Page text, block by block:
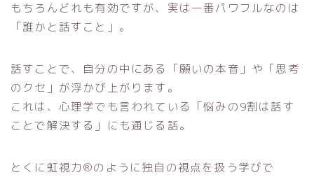
もちろんどれも有効ですが、実は一番パワフルなのは
「誰かと話すこと」。
話すことで、自分の中にある「願いの本音」や「思考
のクセ」が浮かび上がります。
これは、心理学でも言われている「悩みの9割は話す
ことで解決する」にも通じる話。
とくに虹視力®のように独自の視点を扱う学びで